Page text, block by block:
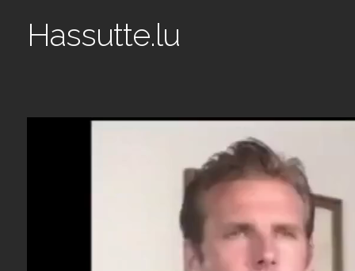
Hassutte.lu